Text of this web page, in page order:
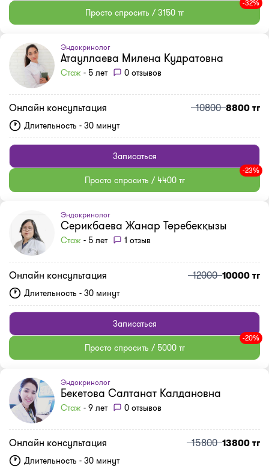
Просто спросить / 3150 тг
-32%
Эндокринолог
Атауллаева Милена Кудратовна
Стаж - 5 лет 0 отзывов
Онлайн консультация 108008800 тг
Длительность - 30 минут
Записаться
Просто спросить / 4400 тг
-23%
Эндокринолог
Серикбаева Жанар Төребекқызы
Стаж - 5 лет 1 отзыв
Онлайн консультация 1200010000 тг
Длительность - 30 минут
Записаться
Просто спросить / 5000 тг
-20%
Эндокринолог
Бекетова Салтанат Калдановна
Стаж - 9 лет 0 отзывов
Онлайн консультация 1580013800 тг
Длительность - 30 минут